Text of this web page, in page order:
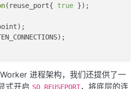
(reuse_port{ true });
进程架构，我们还提供了一
式开启 SO_REUSEPORT，将底层的连